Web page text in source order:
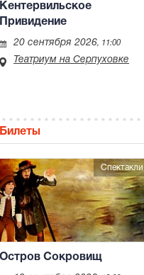
Кентервильское
Привидение
20 сентября 2026, 11:00
Театриум на Серпуховке
Билеты
Спектакли
Остров Сокровищ